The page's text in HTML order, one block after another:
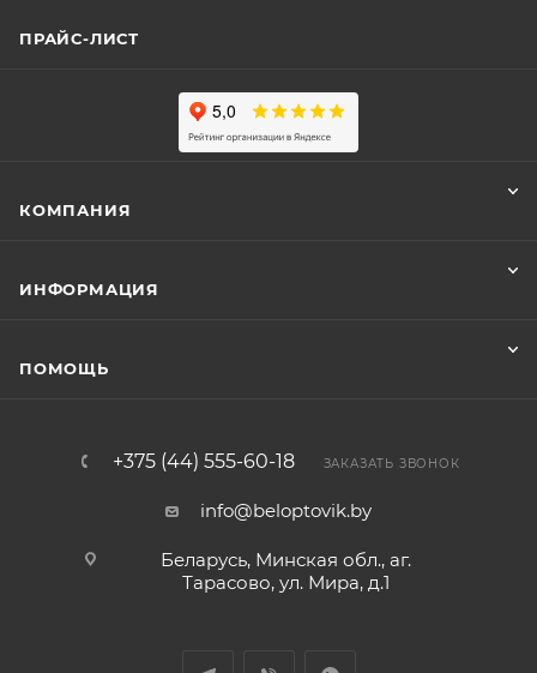
ПРАЙС-ЛИСТ
КОМПАНИЯ
ИНФОРМАЦИЯ
ПОМОЩЬ
+375 (44) 555-60-18 ЗАКАЗАТЬ ЗВОНОК
info@beloptovik.by
Беларусь, Минская обл., аг.
Тарасово, ул. Мира, д.1